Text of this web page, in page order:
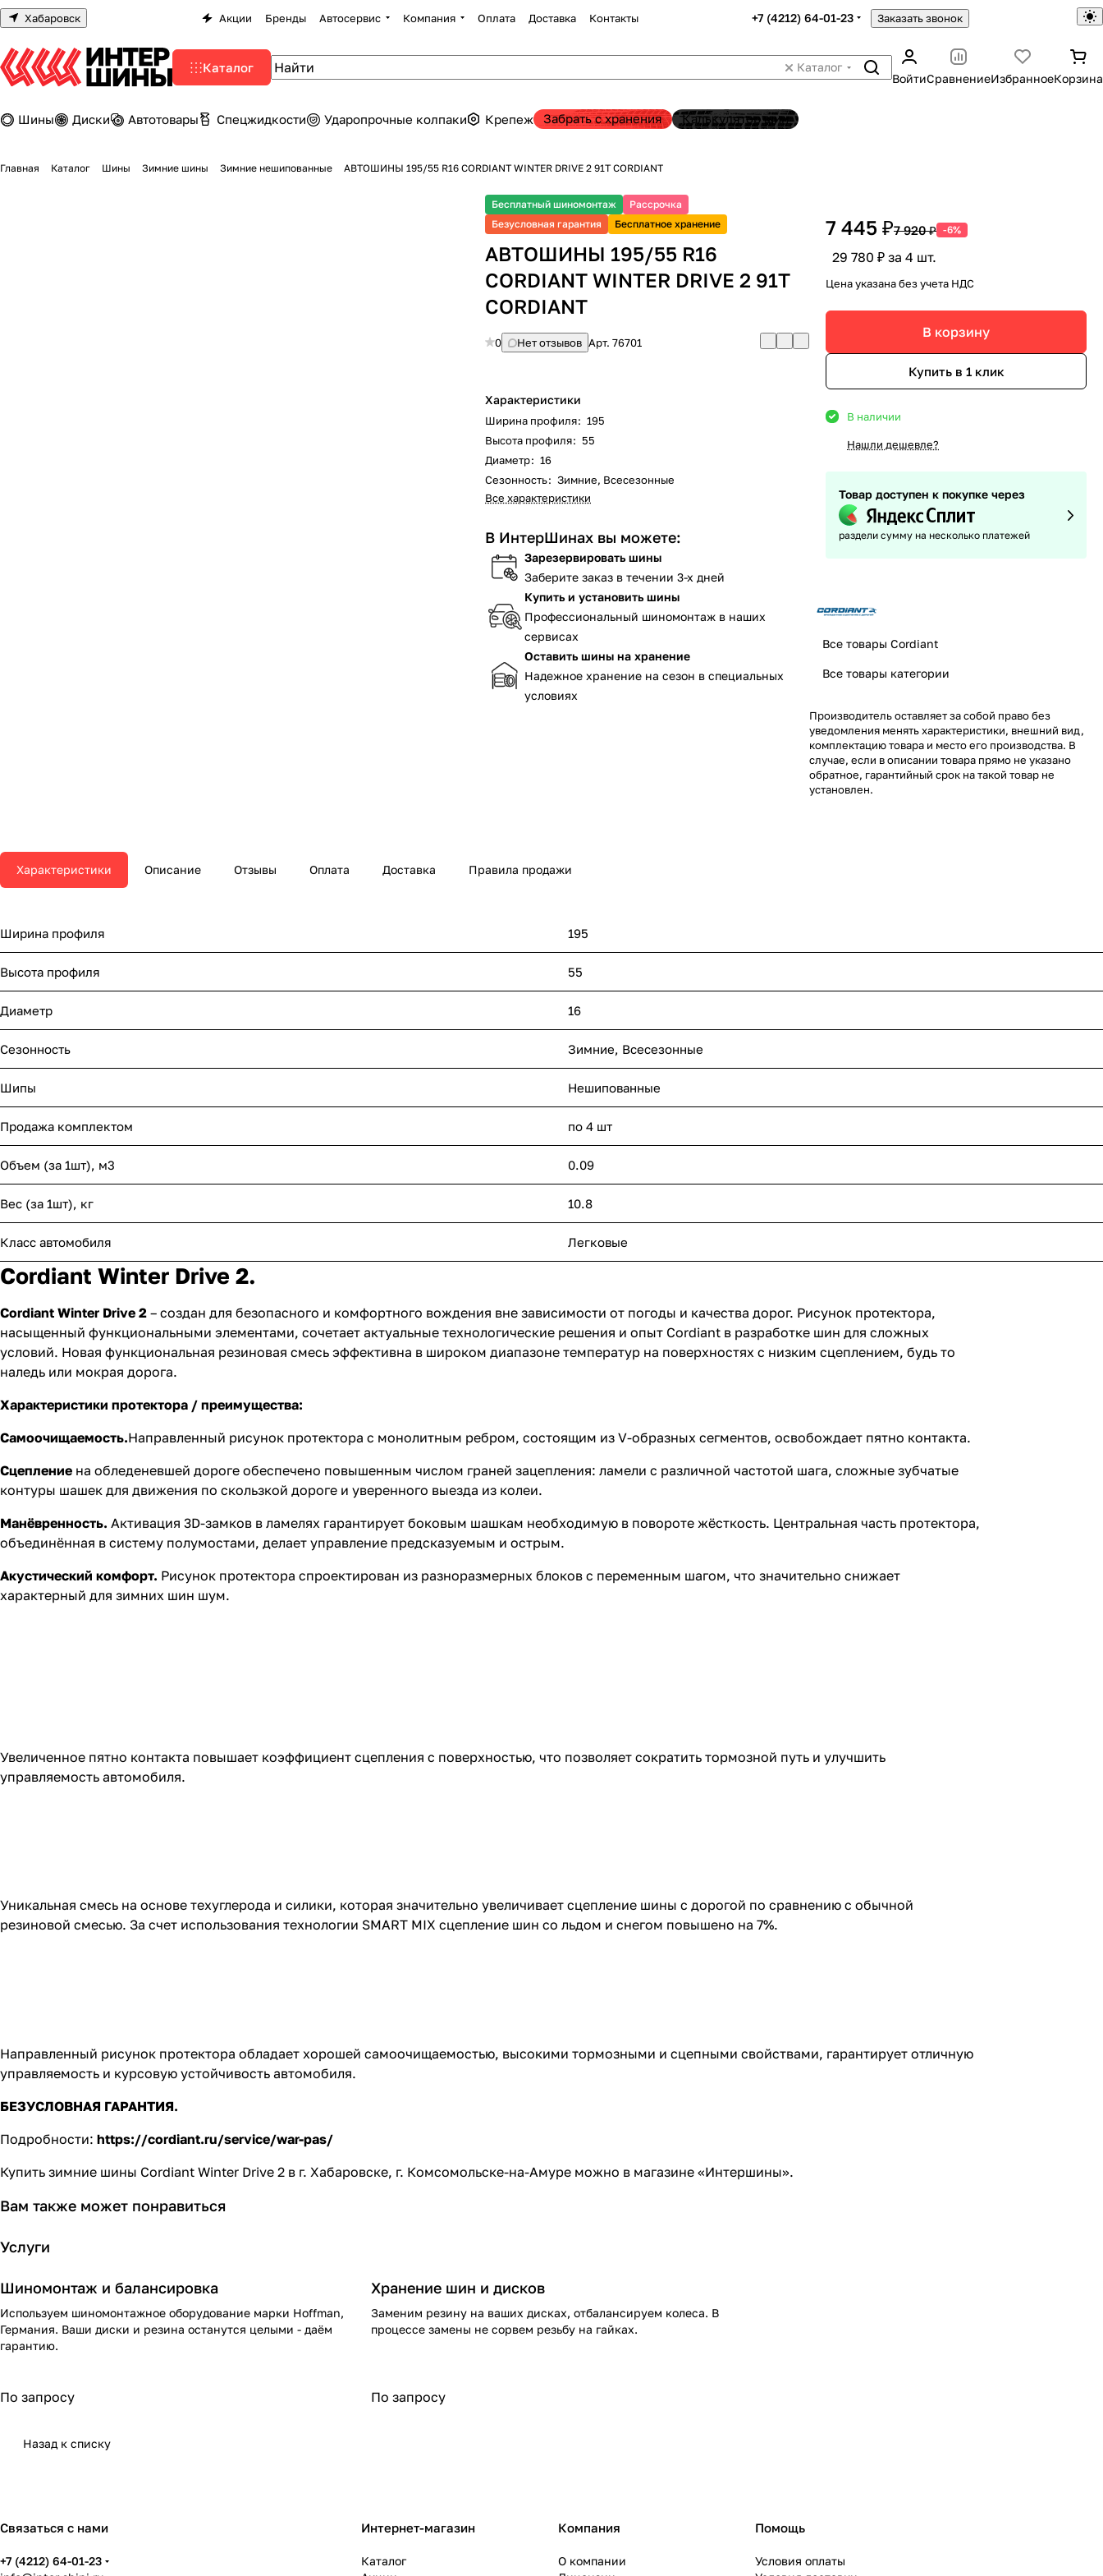
Хабаровск Акции Бренды Автосервис Компания Оплата Доставка Контакты +7 (4212) 64-01-23 Заказать звонок
Каталог
Каталог
ВойтиСравнениеИзбранноеКорзина
Шины Диски Автотовары Спецжидкости Ударопрочные колпаки Крепеж Забрать с хранения Калькулятор шин
Главная Каталог Шины Зимние шины Зимние нешипованные АВТОШИНЫ 195/55 R16 CORDIANT WINTER DRIVE 2 91T CORDIANT
Бесплатный шиномонтаж
Рассрочка
Безусловная гарантия
Бесплатное хранение
АВТОШИНЫ 195/55 R16
CORDIANT WINTER DRIVE 2 91T
CORDIANT
0 Нет отзывов Арт.76701
Характеристики
Ширина профиля: 195
Высота профиля: 55
Диаметр: 16
Сезонность: Зимние, Всесезонные
Все характеристики
В ИнтерШинах вы можете:
Зарезервировать шины
Заберите заказ в течении 3-х дней
Купить и установить шины
Профессиональный шиномонтаж в наших
сервисах
Оставить шины на хранение
Надежное хранение на сезон в специальных
условиях
7 445 ₽7 920 ₽ -6%
29 780 ₽ за 4 шт.
Цена указана без учета НДС
В корзину
Купить в 1 клик
В наличии
Нашли дешевле?
Товар доступен к покупке через
раздели сумму на несколько платежей
Все товары Cordiant
Все товары категории
Производитель оставляет за собой право без
уведомления менять характеристики, внешний вид,
комплектацию товара и место его производства. В
случае, если в описании товара прямо не указано
обратное, гарантийный срок на такой товар не
установлен.
Характеристики Описание Отзывы Оплата Доставка Правила продажи
Ширина профиля 195
Высота профиля 55
Диаметр 16
Сезонность Зимние, Всесезонные
Шипы Нешипованные
Продажа комплектом по 4 шт
Объем (за 1шт), м3 0.09
Вес (за 1шт), кг 10.8
Класс автомобиля Легковые
Cordiant Winter Drive 2.
Cordiant Winter Drive 2 – создан для безопасного и комфортного вождения вне зависимости от погоды и качества дорог. Рисунок протектора,
насыщенный функциональными элементами, сочетает актуальные технологические решения и опыт Cordiant в разработке шин для сложных
условий. Новая функциональная резиновая смесь эффективна в широком диапазоне температур на поверхностях с низким сцеплением, будь то
наледь или мокрая дорога.
Характеристики протектора / преимущества:
Самоочищаемость.Направленный рисунок протектора с монолитным ребром, состоящим из V-образных сегментов, освобождает пятно контакта.
Сцепление на обледеневшей дороге обеспечено повышенным числом граней зацепления: ламели с различной частотой шага, сложные зубчатые
контуры шашек для движения по скользкой дороге и уверенного выезда из колеи.
Манёвренность. Активация 3D-замков в ламелях гарантирует боковым шашкам необходимую в повороте жёсткость. Центральная часть протектора,
объединённая в систему полумостами, делает управление предсказуемым и острым.
Акустический комфорт. Рисунок протектора спроектирован из разноразмерных блоков с переменным шагом, что значительно снижает
характерный для зимних шин шум.
Увеличенное пятно контакта повышает коэффициент сцепления с поверхностью, что позволяет сократить тормозной путь и улучшить
управляемость автомобиля.
Уникальная смесь на основе техуглерода и силики, которая значительно увеличивает сцепление шины с дорогой по сравнению с обычной
резиновой смесью. За счет использования технологии SMART MIX сцепление шин со льдом и снегом повышено на 7%.
Направленный рисунок протектора обладает хорошей самоочищаемостью, высокими тормозными и сцепными свойствами, гарантирует отличную
управляемость и курсовую устойчивость автомобиля.
БЕЗУСЛОВНАЯ ГАРАНТИЯ.
Подробности: https://cordiant.ru/service/war-pas/
Купить зимние шины Cordiant Winter Drive 2 в г. Хабаровске, г. Комсомольске-на-Амуре можно в магазине «Интершины».
Вам также может понравиться
Услуги
Шиномонтаж и балансировка
Используем шиномонтажное оборудование марки Hoffman,
Германия. Ваши диски и резина останутся целыми - даём
гарантию.
По запросу
Хранение шин и дисков
Заменим резину на ваших дисках, отбалансируем колеса. В
процессе замены не сорвем резьбу на гайках.
По запросу
Назад к списку
Связаться с нами
+7 (4212) 64-01-23
Интернет-магазин
Каталог
Компания
О компании
Помощь
Условия оплаты